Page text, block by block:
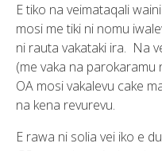
E tiko na veimataqali
mosi me tiki ni nomu
ni rauta vakataki ira. Na
(me vaka na parokaramu
OA mosi vakalevu cake
na kena revurevu.
E rawa ni solia vei iko e